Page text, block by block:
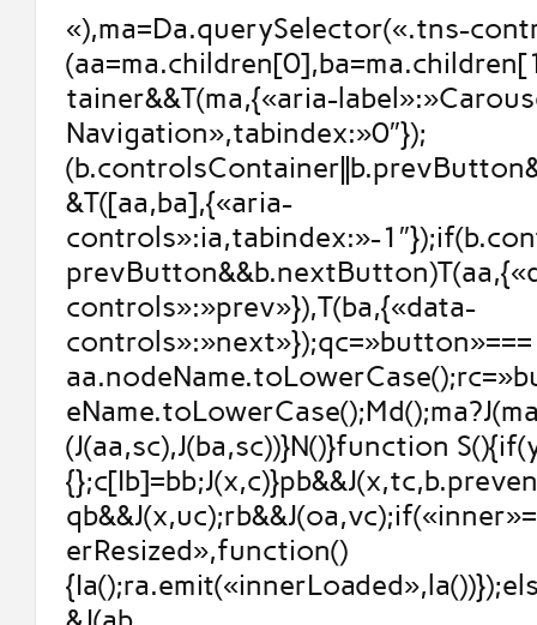
«),ma=Da.querySelector(«.tns-
tainer&&T(ma,{«aria-
Navigation»,tabindex:»0″});
&T([aa,ba],{«aria-
controls»:ia,tabindex:»-
controls»:»prev»}),T(ba,{«data-
controls»:»next»});qc=»button»===
(J(aa,sc),J(ba,sc))}N()}function
erResized»,function()